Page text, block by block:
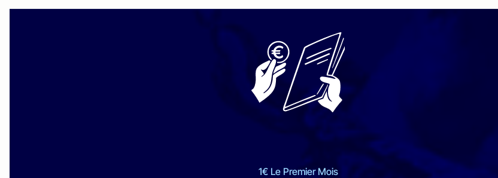
1€ Le Premier Mois